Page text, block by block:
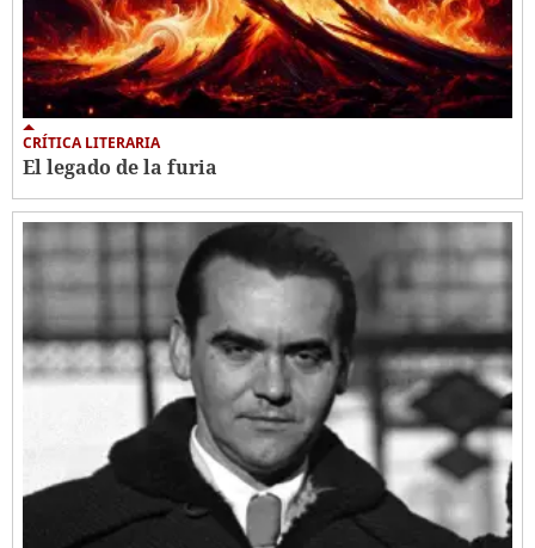
CRÍTICA LITERARIA
El legado de la furia